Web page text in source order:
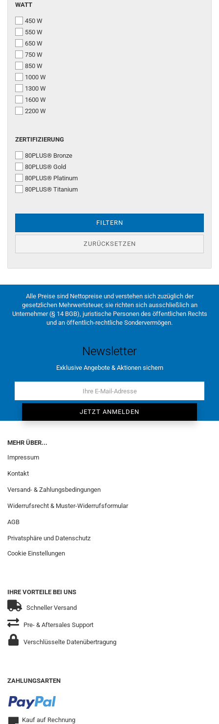
WATT
WATT
450 W
550 W
650 W
750 W
850 W
1000 W
1300 W
1600 W
2200 W
ZERTIFIZIERUNG
ZERTIFIZIERUNG
80PLUS® Bronze
80PLUS® Gold
80PLUS® Platinum
80PLUS® Titanium
FILTERN
ZURÜCKSETZEN
Alle Preise sind Nettopreise und verstehen sich zuzüglich der
gesetzlichen Mehrwertsteuer, sie richten sich ausschließlich an
Unternehmer (§ 14 BGB), juristische Personen des öffentlichen Rechts
und an öffentlich-rechtliche Sondervermögen.
Newsletter
Exklusive Angebote & Aktionen sichern
MEHR ÜBER...
Impressum
Kontakt
Versand- & Zahlungsbedingungen
Widerrufsrecht & Muster-Widerrufsformular
AGB
Privatsphäre und Datenschutz
Cookie Einstellungen
IHRE VORTEILE BEI UNS
Schneller Versand
Pre- & Aftersales Support
Verschlüsselte Datenübertragung
ZAHLUNGSARTEN
Kauf auf Rechnung